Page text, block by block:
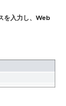
を入力し、Web